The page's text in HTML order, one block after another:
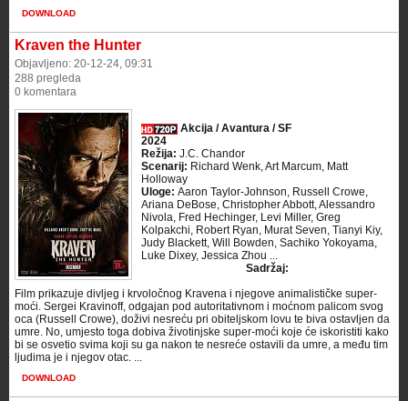
DOWNLOAD
Kraven the Hunter
Objavljeno: 20-12-24, 09:31
288 pregleda
0 komentara
Akcija / Avantura / SF
2024
Režija: J.C. Chandor
Scenarij: Richard Wenk, Art Marcum, Matt
Holloway
Uloge: Aaron Taylor-Johnson, Russell Crowe,
Ariana DeBose, Christopher Abbott, Alessandro
Nivola, Fred Hechinger, Levi Miller, Greg
Kolpakchi, Robert Ryan, Murat Seven, Tianyi Kiy,
Judy Blackett, Will Bowden, Sachiko Yokoyama,
Luke Dixey, Jessica Zhou ...
Sadržaj:
Film prikazuje divljeg i krvoločnog Kravena i njegove animalističke super-
moći. Sergei Kravinoff, odgajan pod autoritativnom i moćnom palicom svog
oca (Russell Crowe), doživi nesreću pri obiteljskom lovu te biva ostavljen da
umre. No, umjesto toga dobiva životinjske super-moći koje će iskoristiti kako
bi se osvetio svima koji su ga nakon te nesreće ostavili da umre, a među tim
ljudima je i njegov otac. ...
DOWNLOAD